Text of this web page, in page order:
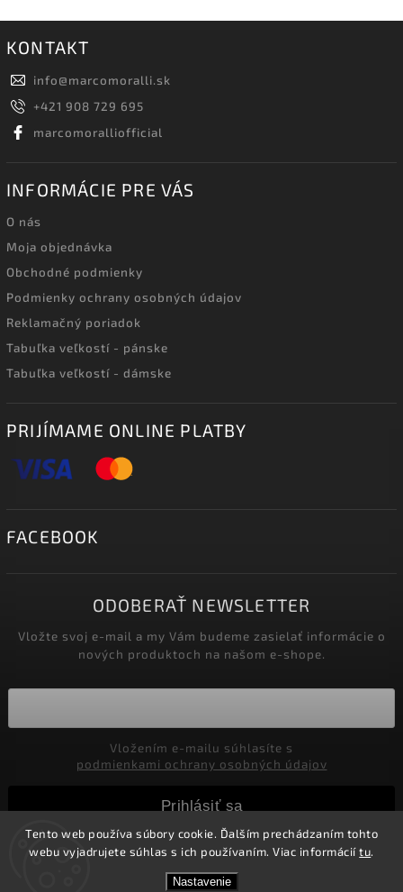
Tento web používa súbory cookie. Ďalším prechádzaním tohto
webu vyjadrujete súhlas s ich používaním. Viac informáciítu.
Nastavenie
KONTAKT
info@marcomoralli.sk
+421 908 729 695
marcomoralliofficial
INFORMÁCIE PRE VÁS
O nás
Moja objednávka
Obchodné podmienky
Podmienky ochrany osobných údajov
Reklamačný poriadok
Tabuľka veľkostí - pánske
Tabuľka veľkostí - dámske
PRIJÍMAME ONLINE PLATBY
FACEBOOK
ODOBERAŤ NEWSLETTER
Vložte svoj e-mail a my Vám budeme zasielať informácie o
nových produktoch na našom e-shope.
podmienkami ochrany osobných údajov
Prihlásiť sa
Marco Moralli. Všetky práva vyhradené.